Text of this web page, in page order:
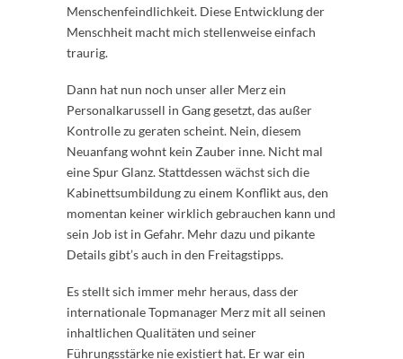
Menschenfeindlichkeit. Diese Entwicklung der
Menschheit macht mich stellenweise einfach
traurig.
Dann hat nun noch unser aller Merz ein
Personalkarussell in Gang gesetzt, das außer
Kontrolle zu geraten scheint. Nein, diesem
Neuanfang wohnt kein Zauber inne. Nicht mal
eine Spur Glanz. Stattdessen wächst sich die
Kabinettsumbildung zu einem Konflikt aus, den
momentan keiner wirklich gebrauchen kann und
sein Job ist in Gefahr. Mehr dazu und pikante
Details gibt’s auch in den Freitagstipps.
Es stellt sich immer mehr heraus, dass der
internationale Topmanager Merz mit all seinen
inhaltlichen Qualitäten und seiner
Führungsstärke nie existiert hat. Er war ein